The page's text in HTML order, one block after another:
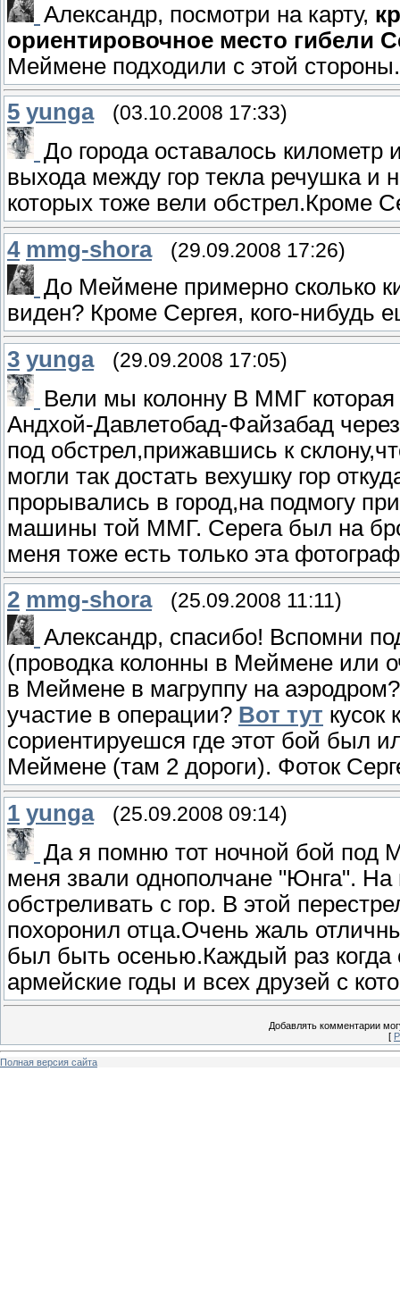
Александр, посмотри на карту,
ориентировочное место гибели
Меймене подходили с этой
5 yunga (03.10.2008 17:33)
До города оставалось
выхода между гор текла речушка и
которых тоже вели обстрел.Кроме
4 mmg-shora (29.09.2008 17:26)
До Меймене примерно сколько
виден? Кроме Сергея, кого-нибудь
3 yunga (29.09.2008 17:05)
Вели мы колонну В ММГ
Андхой-Давлетобад-Файзабад
под обстрел,прижавшись к
могли так достать вехушку гор
прорывались в город,на подмогу
машины той ММГ. Серега был на
меня тоже есть только эта
2 mmg-shora (25.09.2008 11:11)
Александр, спасибо! Вспомни
(проводка колонны в Меймене или
в Меймене в магруппу на
участие в операции? Вот тут кусок
сориентируешся где этот бой был
Меймене (там 2 дороги). Фоток
1 yunga (25.09.2008 09:14)
Да я помню тот ночной бой
меня звали однополчане "Юнга". На
обстреливать с гор. В этой
похоронил отца.Очень жаль
был быть осенью.Каждый раз когда
армейские годы и всех друзей с
Добавлять комментарии
[
Полная версия сайта